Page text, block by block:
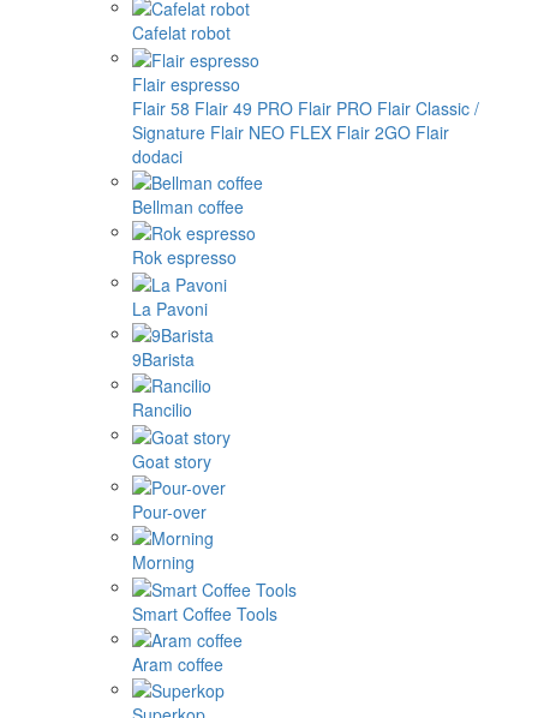
Cafelat robot
Flair espresso
Flair 58 Flair 49 PRO Flair PRO Flair Classic /
Signature Flair NEO FLEX Flair 2GO Flair
dodaci
Bellman coffee
Rok espresso
La Pavoni
9Barista
Rancilio
Goat story
Pour-over
Morning
Smart Coffee Tools
Aram coffee